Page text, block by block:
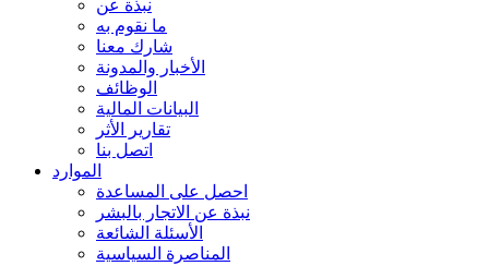
نبذة عن
ما نقوم به
شارك معنا
الأخبار والمدونة
الوظائف
البيانات المالية
تقارير الأثر
اتصل بنا
الموارد
احصل على المساعدة
نبذة عن الاتجار بالبشر
الأسئلة الشائعة
المناصرة السياسية